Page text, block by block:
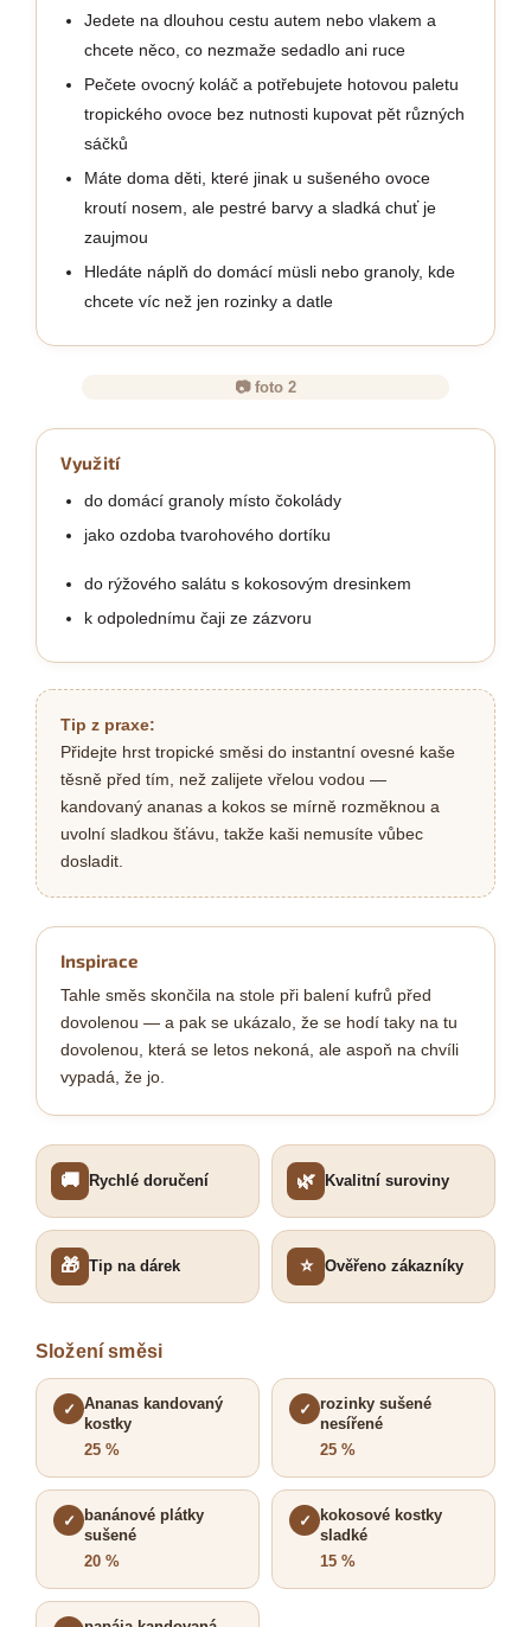
Jedete na dlouhou cestu autem nebo vlakem a
chcete něco, co nezmaže sedadlo ani ruce
Pečete ovocný koláč a potřebujete hotovou paletu
tropického ovoce bez nutnosti kupovat pět různých
sáčků
Máte doma děti, které jinak u sušeného ovoce
kroutí nosem, ale pestré barvy a sladká chuť je
zaujmou
Hledáte náplň do domácí müsli nebo granoly, kde
chcete víc než jen rozinky a datle
📷 foto 2
Využití
do domácí granoly místo čokolády
jako ozdoba tvarohového dortíku
do rýžového salátu s kokosovým dresinkem
k odpolednímu čaji ze zázvoru
Tip z praxe:
Přidejte hrst tropické směsi do instantní ovesné kaše
těsně před tím, než zalijete vřelou vodou —
kandovaný ananas a kokos se mírně rozměknou a
uvolní sladkou šťávu, takže kaši nemusíte vůbec
dosladit.
Inspirace
Tahle směs skončila na stole při balení kufrů před
dovolenou — a pak se ukázalo, že se hodí taky na tu
dovolenou, která se letos nekoná, ale aspoň na chvíli
vypadá, že jo.
🚚 Rychlé doručení 🌿 Kvalitní suroviny
🎁 Tip na dárek ⭐ Ověřeno zákazníky
Složení směsi
✓ Ananas kandovaný
kostky
25 %
✓ rozinky sušené
nesířené
25 %
✓
banánové plátky
sušené
20 %
✓
kokosové kostky
sladké
15 %